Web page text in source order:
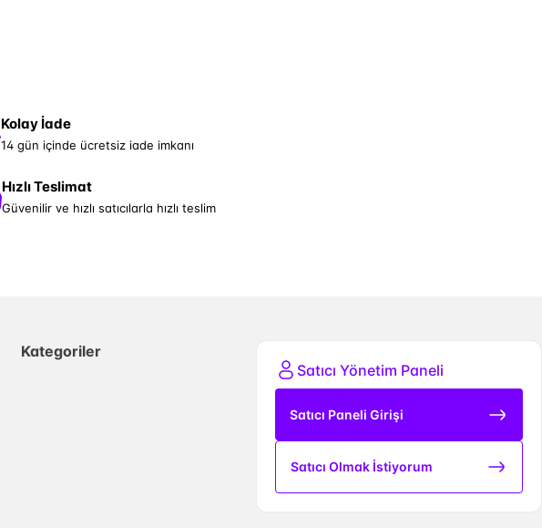
Kolay İade
14 gün içinde ücretsiz iade imkanı
Hızlı Teslimat
Güvenilir ve hızlı satıcılarla hızlı teslim
Kategoriler
Satıcı Yönetim Paneli
Satıcı Paneli Girişi
Satıcı Olmak İstiyorum